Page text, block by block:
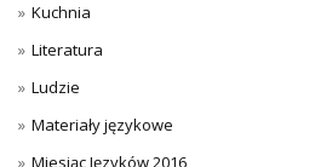
Kuchnia
Literatura
Ludzie
Materiały językowe
Miesiąc Języków 2016